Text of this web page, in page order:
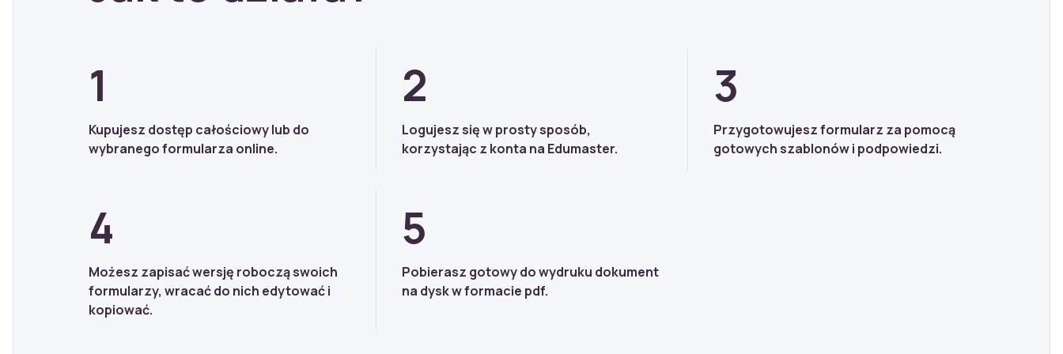
1
Kupujesz dostęp całościowy lub do
wybranego formularza online.
2
Logujesz się w prosty sposób,
korzystając z konta na Edumaster.
3
Przygotowujesz formularz za pomocą
gotowych szablonów i podpowiedzi.
4
Możesz zapisać wersję roboczą swoich
formularzy, wracać do nich edytować i
kopiować.
5
Pobierasz gotowy do wydruku dokument
na dysk w formacie pdf.